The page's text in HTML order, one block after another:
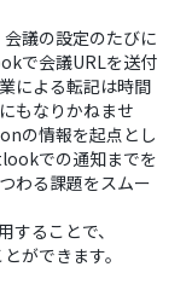
議の設定のたびに
で会議URLを送付
による転記は時間
もなりかねませ
の情報を起点とし
での通知までを
わる課題をスムー
ることで、
ができます。